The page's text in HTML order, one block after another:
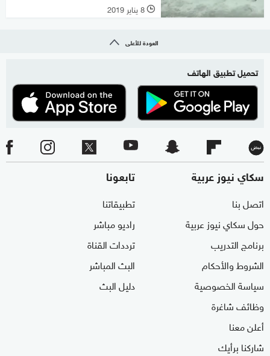
l 8 يناير 2019
العودة للأعلى
تحميل تطبيق الهاتف
سكاي نيوز عربية
اتصل بنا
حول سكاي نيوز عربية
برنامج التدريب
الشروط والأحكام
سياسة الخصوصية
وظائف شاغرة
أعلن معنا
شاركنا برأيك
تابعونا
تطبيقاتنا
راديو مباشر
ترددات القناة
البث المباشر
دليل البث